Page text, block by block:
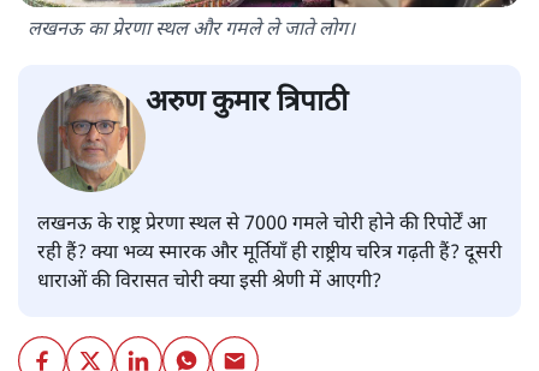
लखनऊ का प्रेरणा स्थल और गमले ले जाते लोग।
अरुण कुमार त्रिपाठी
लखनऊ के राष्ट्र प्रेरणा स्थल से 7000 गमले चोरी होने की रिपोर्टें आ
रही हैं? क्या भव्य स्मारक और मूर्तियाँ ही राष्ट्रीय चरित्र गढ़ती हैं? दूसरी
धाराओं की विरासत चोरी क्या इसी श्रेणी में आएगी?